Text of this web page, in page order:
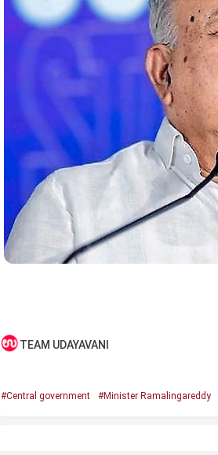
TEAM UDAYAVANI
#Central government #Minister Ramalingareddy